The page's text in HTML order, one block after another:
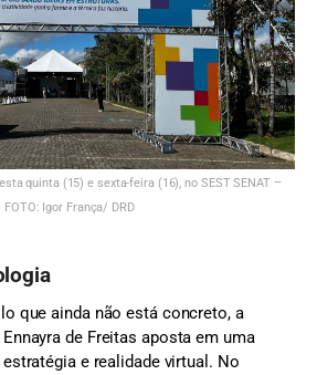
quinta (15) e sexta-feira (16), no SEST SENAT –
FOTO: Igor França/ DRD
que ainda não está concreto, a
de Freitas aposta em uma
e realidade virtual. No